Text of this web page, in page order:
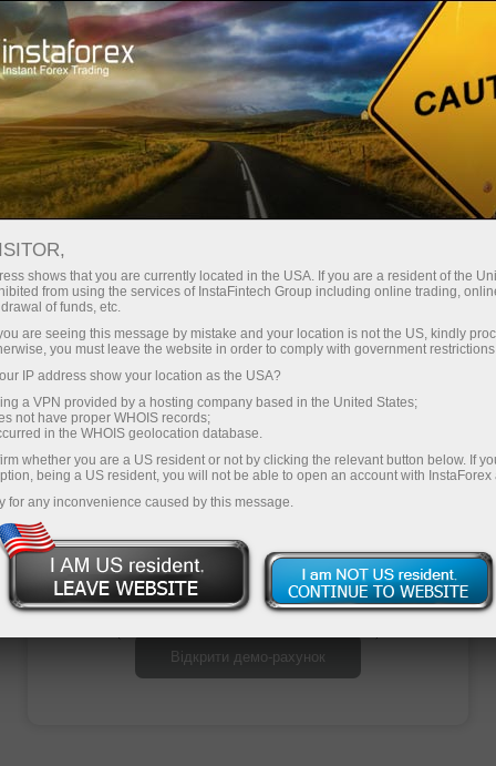
Початківцям
Початківцям
Ця сторінка призначена для тих, хто вирішив
присвятити себе онлайн-трейдингу на
фінансових ринках. Кожен з успішних
трейдерів колись був новачком і починав
вивчати цю тему з азів. Тому ми зібрали
найкорисніший матеріал для трейдерів-
початківців у зручному і зрозумілому
форматі.
Відкрити торговий рахунок
Відкрити демо-рахунок
shows that you are currently located in the USA. If you are a resident of the
from using the services of InstaFintech Group including online trading,
of funds, etc.
are seeing this message by mistake and your location is not the US, kindly
you must leave the website in order to comply with government
IP address show your location as the USA?
a VPN provided by a hosting company based in the United States;
not have proper WHOIS records;
in the WHOIS geolocation database.
whether you are a US resident or not by clicking the relevant button below. If
being a US resident, you will not be able to open an account with InstaForex
for any inconvenience caused by this message.